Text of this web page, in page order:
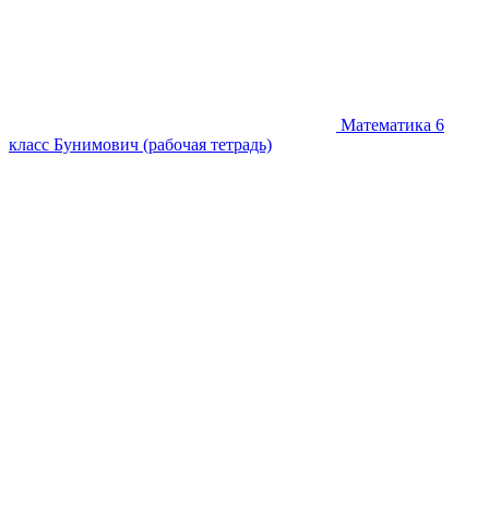
Математика 6
класс Бунимович (рабочая тетрадь)